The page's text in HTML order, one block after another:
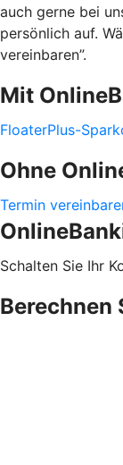
auch gerne bei
persönlich auf.
vereinbaren”.
Mit
FloaterPlus-
Ohne
Termin
Schalten Sie Ihr
Berechnen